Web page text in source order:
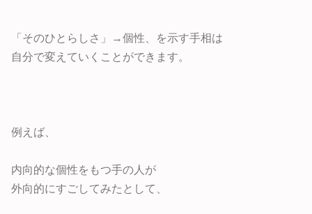
「そのひとらしさ」→個性、を示す手相は
自分で変えていくことができます。
例えば、
内向的な個性をもつ手の人が
外向的にすごしてみたとして、